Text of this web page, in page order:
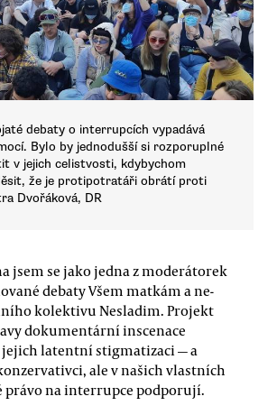
debaty o interrupcích vypadává
Bylo by jednodušší si rozporuplné
v jejich celistvosti, kdybychom
že je protipotratáři obrátí proti
Dvořáková, DR
jsem se jako jedna z moderátorek
debaty Všem matkám a ne-
kolektivu Nesladim. Projekt
dokumentární inscenace
latentní stigmatizaci — a
ale v našich vlastních
právo na interrupce podporují.